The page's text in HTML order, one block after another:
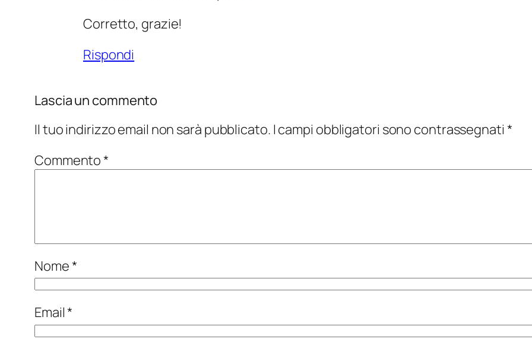
Corretto, grazie!
Rispondi
Lascia un commento
Il tuo indirizzo email non sarà pubblicato. I campi obbligatori sono contrassegnati *
Commento*
Nome*
Email*